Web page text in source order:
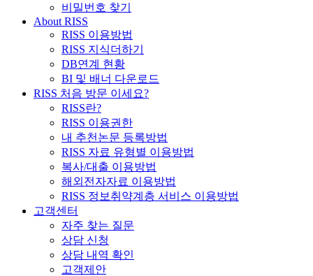
비밀번호 찾기
About RISS
RISS 이용방법
RISS 지식더하기
DB연계 현황
BI 및 배너 다운로드
RISS 처음 방문 이세요?
RISS란?
RISS 이용권한
내 추천논문 등록방법
RISS 자료 유형별 이용방법
복사/대출 이용방법
해외전자자료 이용방법
RISS 정보취약계층 서비스 이용방법
고객센터
자주 찾는 질문
상담 신청
상담 내역 확인
고객제안